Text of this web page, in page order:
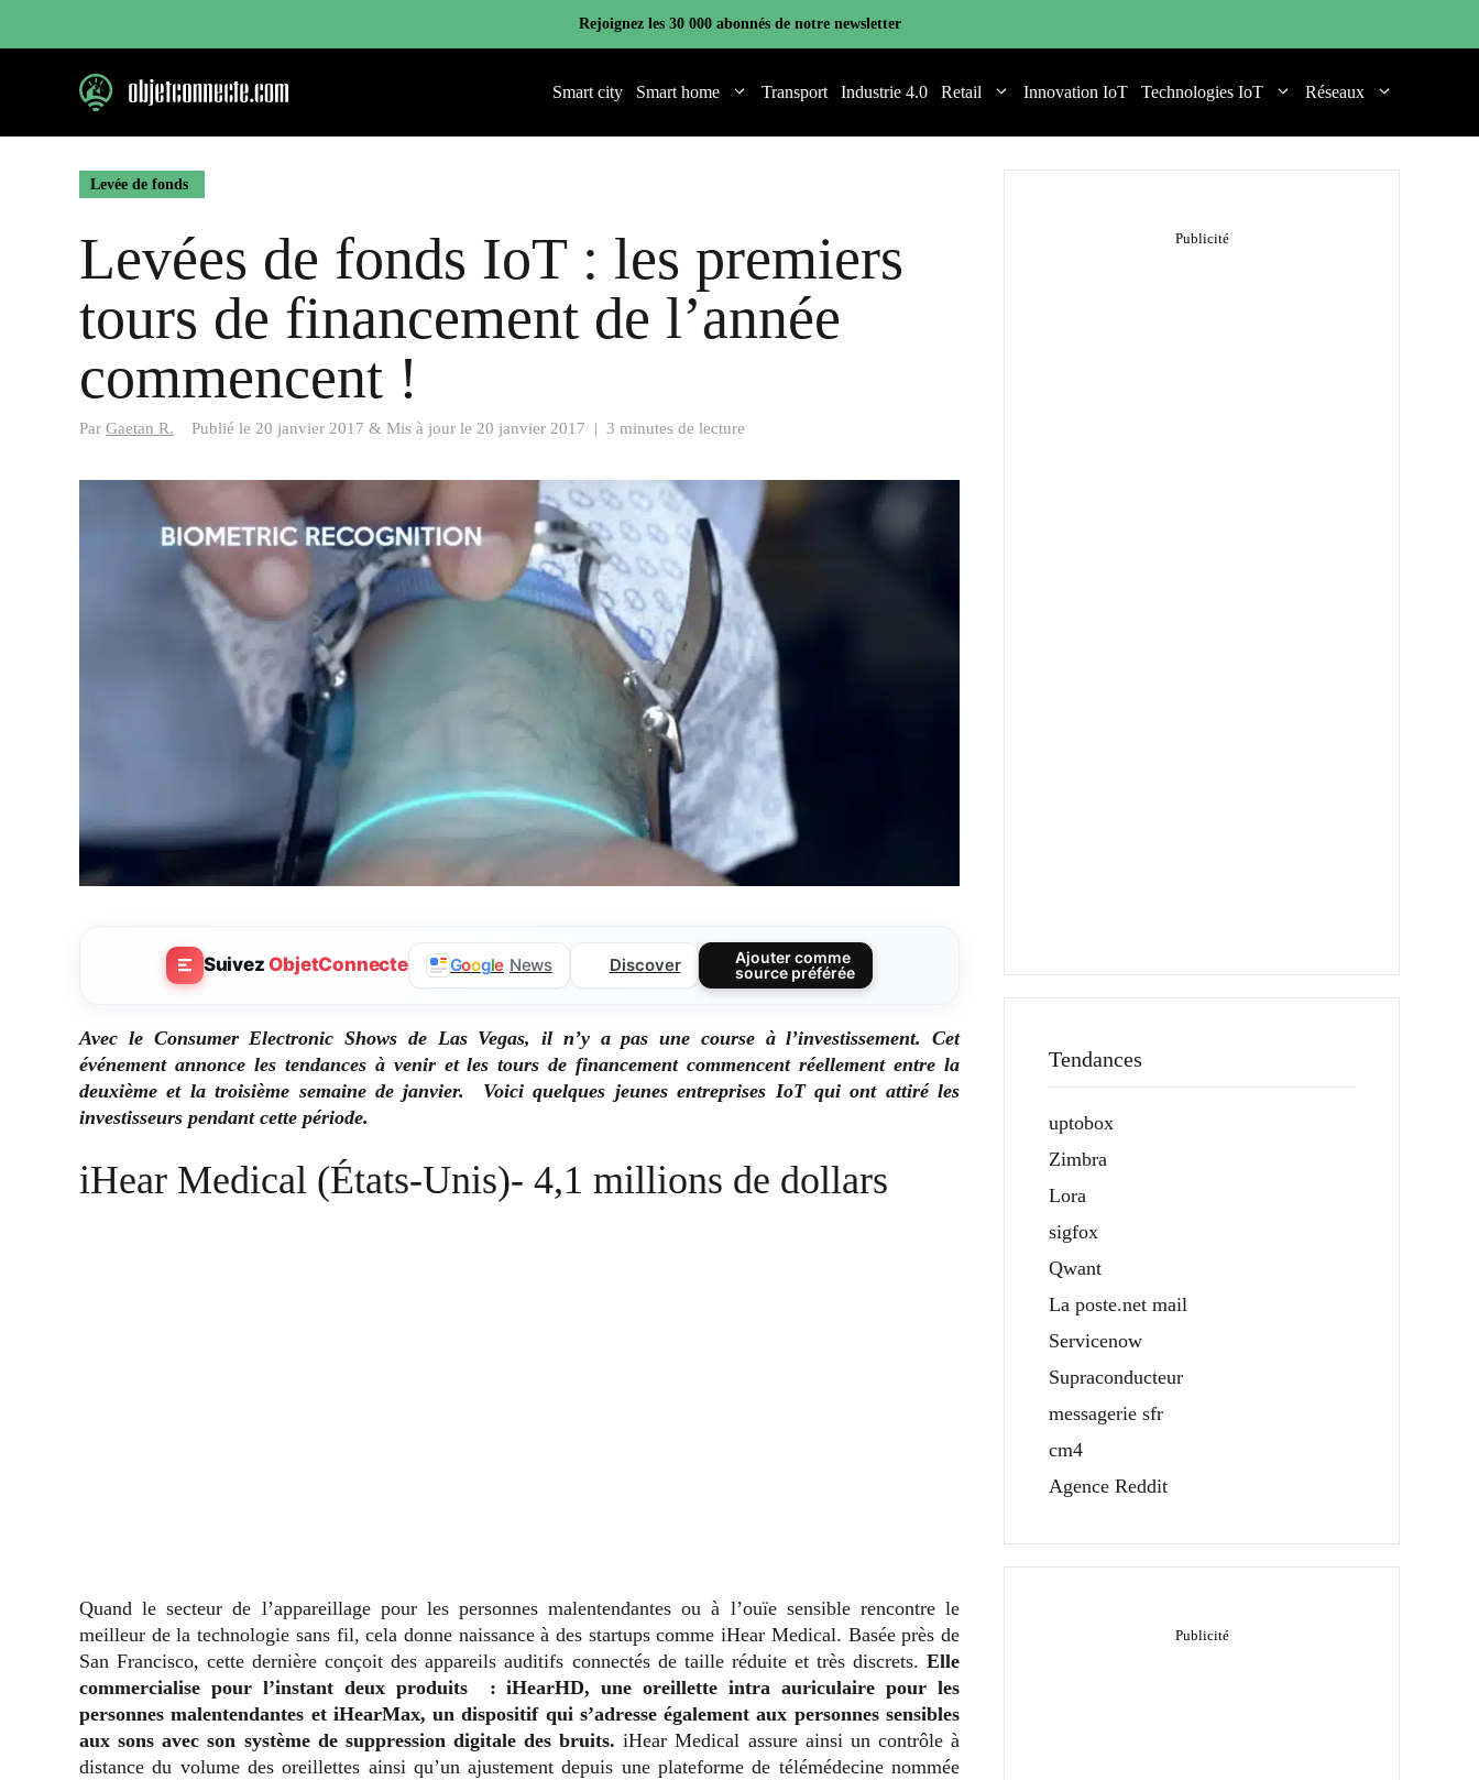
Rejoignez les 30 000 abonnés de notre newsletter
Smart city Smart home Transport Industrie 4.0 Retail Innovation IoT Technologies IoT Réseaux
Levée de fonds
Levées de fonds IoT : les premiers
tours de financement de l’année
commencent !
Par Gaetan R. Publié le 20 janvier 2017 & Mis à jour le 20 janvier 2017 | 3 minutes de lecture
SuivezObjetConnecte Google News Discover
Ajouter comme
source préférée
Avec le Consumer Electronic Shows de Las Vegas, il n’y a pas une course à l’investissement. Cet
événement annonce les tendances à venir et les tours de financement commencent réellement entre la
deuxième et la troisième semaine de janvier. Voici quelques jeunes entreprises IoT qui ont attiré les
investisseurs pendant cette période.
iHear Medical (États-Unis)- 4,1 millions de dollars
Quand le secteur de l’appareillage pour les personnes malentendantes ou à l’ouïe sensible rencontre le
meilleur de la technologie sans fil, cela donne naissance à des startups comme iHear Medical. Basée près de
San Francisco, cette dernière conçoit des appareils auditifs connectés de taille réduite et très discrets. Elle
commercialise pour l’instant deux produits : iHearHD, une oreillette intra auriculaire pour les
personnes malentendantes et iHearMax, un dispositif qui s’adresse également aux personnes sensibles
aux sons avec son système de suppression digitale des bruits. iHear Medical assure ainsi un contrôle à
distance du volume des oreillettes ainsi qu’un ajustement depuis une plateforme de télémédecine nommée
Tendances
uptobox
Zimbra
Lora
sigfox
Qwant
La poste.net mail
Servicenow
Supraconducteur
messagerie sfr
cm4
Agence Reddit